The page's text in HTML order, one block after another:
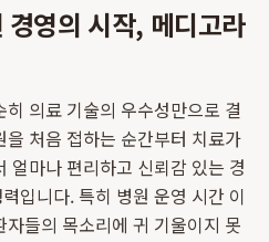
영의 시작, 메디고라
의료 기술의 우수성만으로 결
처음 접하는 순간부터 치료가
얼마나 편리하고 신뢰감 있는 경
입니다. 특히 병원 운영 시간 이
들의 목소리에 귀 기울이지 못